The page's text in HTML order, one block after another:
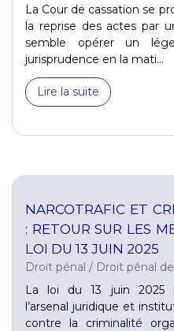
La Cour de cassation se
la reprise des actes par
semble opérer un
jurisprudence en la mati...
Lire la suite
NARCOTRAFIC ET
: RETOUR SUR LES
LOI DU 13 JUIN 2025
Droit pénal / Droit pénal
La loi du 13 juin 2025
l’arsenal juridique et
contre la criminalité